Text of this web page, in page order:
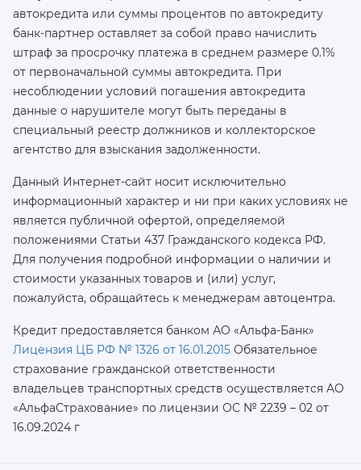
автокредита или суммы процентов по автокредиту
банк-партнер оставляет за собой право начислить
штраф за просрочку платежа в среднем размере 0.1%
от первоначальной суммы автокредита. При
несоблюдении условий погашения автокредита
данные о нарушителе могут быть переданы в
специальный реестр должников и коллекторское
агентство для взыскания задолженности.
Данный Интернет-сайт носит исключительно
информационный характер и ни при каких условиях не
является публичной офертой, определяемой
положениями Статьи 437 Гражданского кодекса РФ.
Для получения подробной информации о наличии и
стоимости указанных товаров и (или) услуг,
пожалуйста, обращайтесь к менеджерам автоцентра.
Кредит предоставляется банком АО «Альфа-Банк»
Лицензия ЦБ РФ № 1326 от 16.01.2015 Обязательное
страхование гражданской ответственности
владельцев транспортных средств осуществляется AO
«АльфаСтрахование» по лицензии ОС № 2239 – 02 от
16.09.2024 г